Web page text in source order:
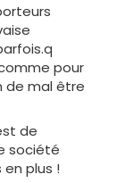
pour
de mal être
de
société
plus !